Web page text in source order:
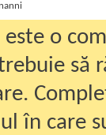
nanni
este o
să
în care